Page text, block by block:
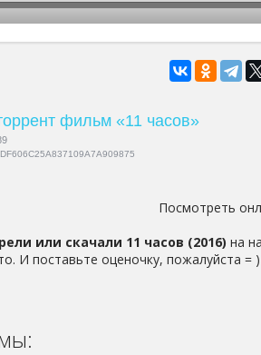
фильм «11 часов»
Посмотреть
или скачали 11 часов (2016) на
И поставьте оценочку, пожалуйста = )